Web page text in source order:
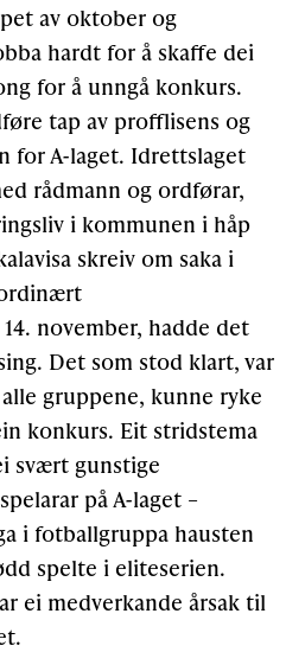
av oktober og
hardt for å skaffe dei
for å unngå konkurs.
tap av profflisens og
for A-laget. Idrettslaget
rådmann og ordførar,
i kommunen i håp
skreiv om saka i
november, hadde det
Det som stod klart, var
gruppene, kunne ryke
konkurs. Eit stridstema
svært gunstige
på A-laget –
i fotballgruppa hausten
spelte i eliteserien.
ei medverkande årsak til